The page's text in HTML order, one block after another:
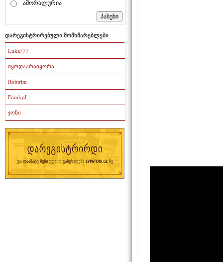
ამორალურია
დარეგისტრირებული მომხმარებლები
Luka777
იყოდაარაიყორა
Robtrim
FrankyJ
ჯონი